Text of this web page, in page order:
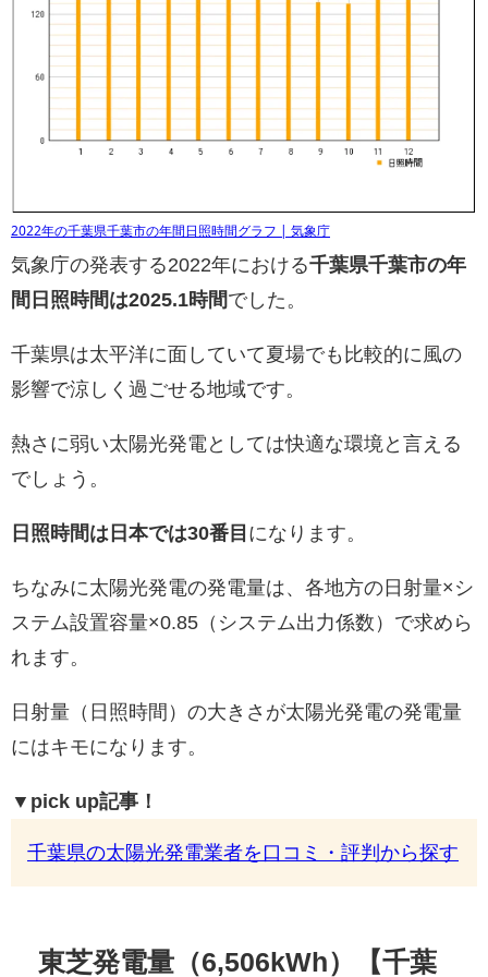
2022年の千葉県千葉市の年間日照時間グラフ | 気象庁
気象庁の発表する2022年における千葉県千葉市の年
間日照時間は2025.1時間でした。
千葉県は太平洋に面していて夏場でも比較的に風の
影響で涼しく過ごせる地域です。
熱さに弱い太陽光発電としては快適な環境と言える
でしょう。
日照時間は日本では30番目 になります。
ちなみに太陽光発電の発電量は、各地方の日射量×シ
ステム設置容量×0.85（システム出力係数）で求めら
れます。
日射量（日照時間）の大きさが太陽光発電の発電量
にはキモになります。
▼pick up記事！
千葉県の太陽光発電業者を口コミ・評判から探す
東芝発電量（6,506kWh）【千葉